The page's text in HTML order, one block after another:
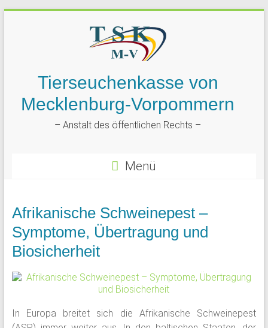
Tierseuchenkasse von
Mecklenburg-Vorpommern
– Anstalt des öffentlichen Rechts –
Menü
Afrikanische Schweinepest –
Symptome, Übertragung und
Biosicherheit
In Europa breitet sich die Afrikanische Schweinepest